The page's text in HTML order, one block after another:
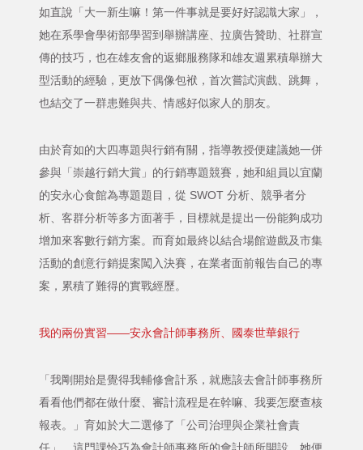
如直說「大一新生嘛！第一件事就是要好好認識大家」，
她在系學會學術部學習到舉辦講座、拉廣告贊助、社群宣
傳的技巧，也在雄友會的返鄉服務隊和雄友週累積舉辦大
型活動的經驗，更放下偶像包袱，首次嘗試演戲、跳舞，
也結交了一群患難與共、情感好似家人的朋友。
由於育如的大四專題與行銷有關，指導教授便建議她一併
參與「崇越行銷大賞」的行銷專題競賽，她和組員以宜蘭
的安永心食館為專題題目，從 SWOT 分析、競爭者分
析、客群分析等多方面著手，目標就是提出一份能夠成功
增加來客數行銷方案。而育如最終以結合場館遊戲及市集
活動的創意行銷提案闖入決賽，在業者面前報告自己的專
案，累積了難得的實戰經歷。
我的兩份實習——安永會計師事務所、國泰世華銀行
「我剛開始是覺得我輔修會計系，就應該去會計師事務所
看看他們都在做什麼、審計流程是在幹嘛、我要怎麼查核
報表。」育如於大二選修了「公司治理與企業社會責